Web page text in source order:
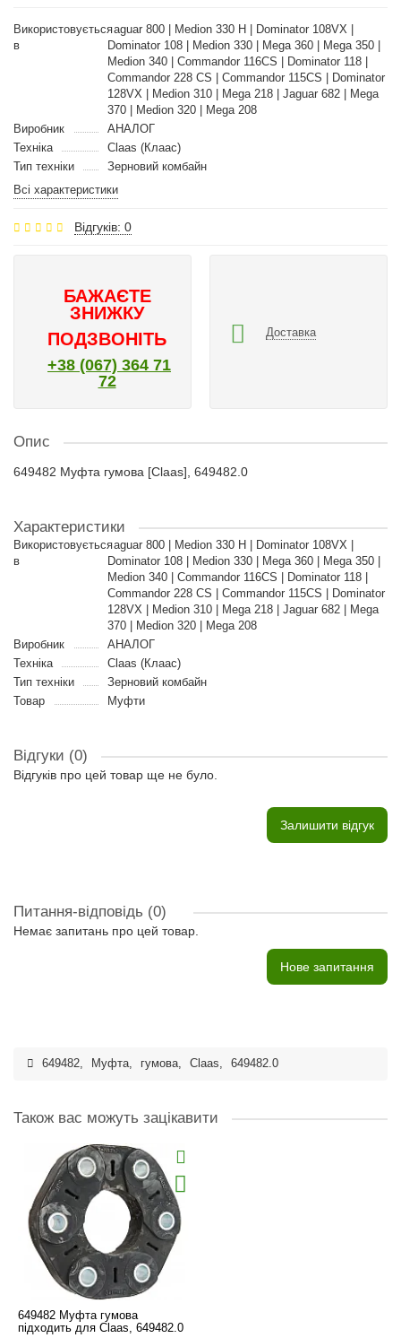
Використовується
в
Jaguar 800 | Medion 330 H | Dominator 108VX |
Dominator 108 | Medion 330 | Mega 360 | Mega 350 |
Medion 340 | Commandor 116CS | Dominator 118 |
Commandor 228 CS | Commandor 115CS | Dominator
128VX | Medion 310 | Mega 218 | Jaguar 682 | Mega
370 | Medion 320 | Mega 208
Виробник
АНАЛОГ
Техніка
Claas (Клаас)
Тип техніки
Зерновий комбайн
Всі характеристики
Відгуків: 0
БАЖАЄТЕ
ЗНИЖКУ
ПОДЗВОНІТЬ
+38 (067) 364 71
72
Доставка
Опис
649482 Муфта гумова [Claas], 649482.0
Характеристики
Використовується
в
Jaguar 800 | Medion 330 H | Dominator 108VX |
Dominator 108 | Medion 330 | Mega 360 | Mega 350 |
Medion 340 | Commandor 116CS | Dominator 118 |
Commandor 228 CS | Commandor 115CS | Dominator
128VX | Medion 310 | Mega 218 | Jaguar 682 | Mega
370 | Medion 320 | Mega 208
Виробник
АНАЛОГ
Техніка
Claas (Клаас)
Тип техніки
Зерновий комбайн
Товар
Муфти
Відгуки (0)
Відгуків про цей товар ще не було.
Залишити відгук
Питання-відповідь (0)
Немає запитань про цей товар.
Нове запитання
649482, Муфта, гумова, Claas, 649482.0
Також вас можуть зацікавити
649482 Муфта гумова
підходить для Claas, 649482.0